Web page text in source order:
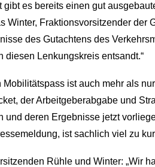
es bereits einen gut
Winter, Fraktionsvorsitzender
des Gutachtens des
diesen Lenkungskreis entsandt.“
ist auch mehr als
der Arbeitgeberabgabe und
und deren Ergebnisse jetzt
ist sachlich viel zu
Rühle und Winter: „Wir